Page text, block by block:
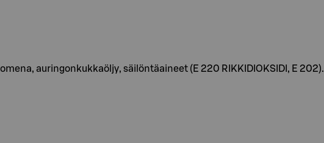
auringonkukkaöljy, säilöntäaineet (E 220 RIKKIDIOKSIDI, E 202).